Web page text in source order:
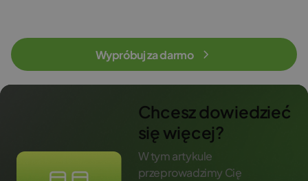
Wypróbuj za darmo
Chcesz dowiedzieć
się więcej?
W tym artykule
przeprowadzimy Cię